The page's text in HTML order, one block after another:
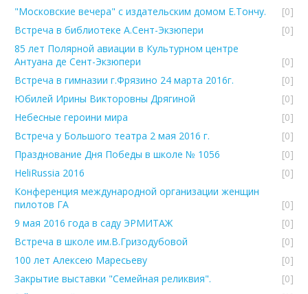
"Московские вечера" с издательским домом Е.Тончу.
[0]
Встреча в библиотеке А.Сент-Экзюпери
[0]
85 лет Полярной авиации в Культурном центре
Антуана де Сент-Экзюпери
[0]
Встреча в гимназии г.Фрязино 24 марта 2016г.
[0]
Юбилей Ирины Викторовны Дрягиной
[0]
Небесные героини мира
[0]
Встреча у Большого театра 2 мая 2016 г.
[0]
Празднование Дня Победы в школе № 1056
[0]
HeliRussia 2016
[0]
Конференция международной организации женщин
пилотов ГА
[0]
9 мая 2016 года в саду ЭРМИТАЖ
[0]
Встреча в школе им.В.Гризодубовой
[0]
100 лет Алексею Маресьеву
[0]
Закрытие выставки "Семейная реликвия".
[0]